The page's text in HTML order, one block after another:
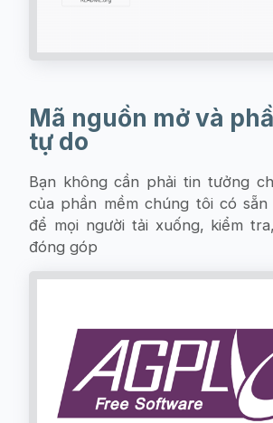
Mã nguồn mở và
tự do
Bạn không cần phải tin tưởng
của phần mềm chúng tôi có
để mọi người tải xuống, kiểm
đóng góp